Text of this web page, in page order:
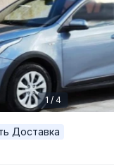
1 / 4
Доставка